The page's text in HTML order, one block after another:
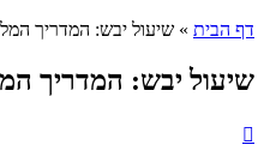
דף הבית » שיעול יבש: המדריך
שיעול יבש: המדריך